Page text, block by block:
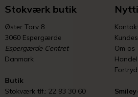
Stokværk butik
Øster Torv 8
3060 Espergærde
Espergærde Centret
Danmark
Butik
Stokværk tlf.: 22 93 30 60
Om os